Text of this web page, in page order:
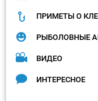
ПРИМЕТЫ О
РЫБОЛОВНЫЕ
ВИДЕО
ИНТЕРЕСНОЕ